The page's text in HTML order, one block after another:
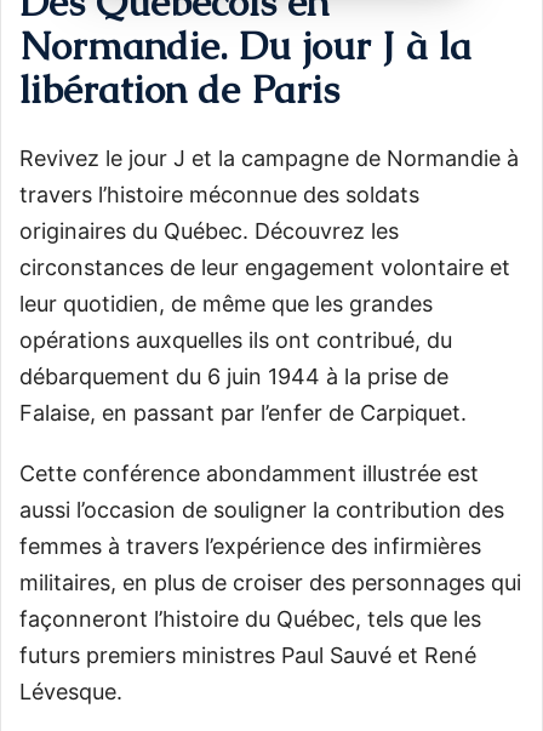
Normandie. Du jour J à la
libération de Paris
Revivez le jour J et la campagne de Normandie à
travers l’histoire méconnue des soldats
originaires du Québec. Découvrez les
circonstances de leur engagement volontaire et
leur quotidien, de même que les grandes
opérations auxquelles ils ont contribué, du
débarquement du 6 juin 1944 à la prise de
Falaise, en passant par l’enfer de Carpiquet.
Cette conférence abondamment illustrée est
aussi l’occasion de souligner la contribution des
femmes à travers l’expérience des infirmières
militaires, en plus de croiser des personnages qui
façonneront l’histoire du Québec, tels que les
futurs premiers ministres Paul Sauvé et René
Lévesque.